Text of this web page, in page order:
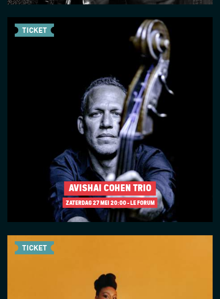
AVISHAI COHEN TRIO
ZATERDAG 27 MEI 20:00 - LE FORUM
TICKET
TICKET